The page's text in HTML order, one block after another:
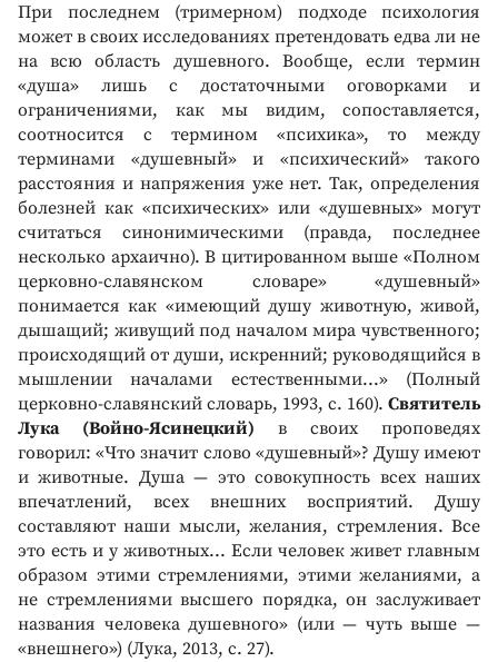
При последнем (тримерном) подходе психология
может в своих исследованиях претендовать едва ли не
на всю область душевного. Вообще, если термин
«душа» лишь с достаточными оговорками и
ограничениями, как мы видим, сопоставляется,
соотносится с термином «психика», то между
терминами «душевный» и «психический» такого
расстояния и напряжения уже нет. Так, определения
болезней как «психических» или «душевных» могут
считаться синонимическими (правда, последнее
несколько архаично). В цитированном выше «Полном
церковно-славянском словаре» «душевный»
понимается как «имеющий душу животную, живой,
дышащий; живущий под началом мира чувственного;
происходящий от души, искренний; руководящийся в
мышлении началами естественными...» (Полный
церковно-славянский словарь, 1993, с. 160). Святитель
Лука (Войно-Ясинецкий) в своих проповедях
говорил: «Что значит слово «душевный»? Душу имеют
и животные. Душа — это совокупность всех наших
впечатлений, всех внешних восприятий. Душу
составляют наши мысли, желания, стремления. Все
это есть и у животных... Если человек живет главным
образом этими стремлениями, этими желаниями, а
не стремлениями высшего порядка, он заслуживает
названия человека душевного» (или — чуть выше —
«внешнего») (Лука, 2013, с. 27).